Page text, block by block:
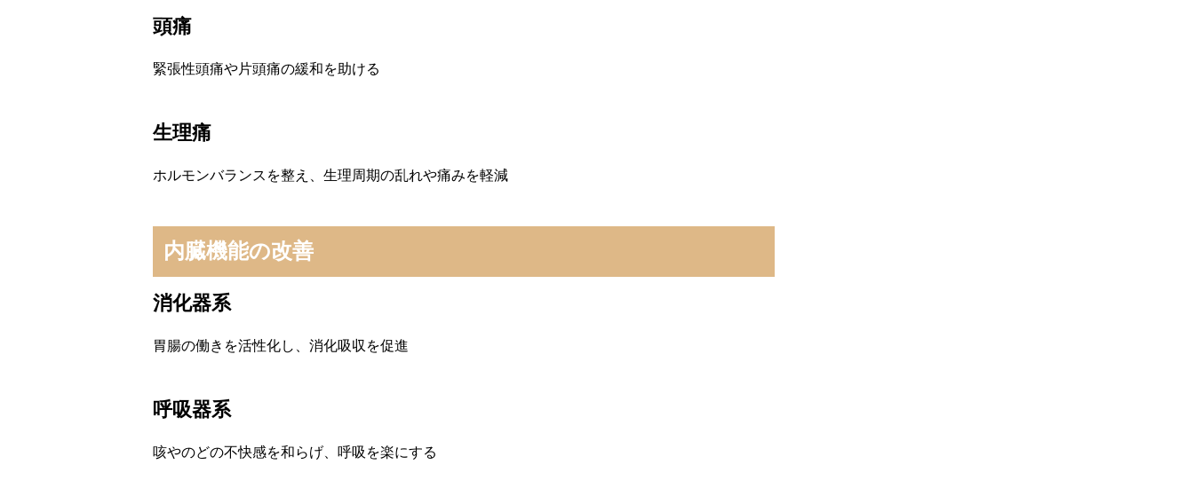
頭痛
緊張性頭痛や片頭痛の緩和を助ける
生理痛
ホルモンバランスを整え、生理周期の乱れや痛みを軽減
内臓機能の改善
消化器系
胃腸の働きを活性化し、消化吸収を促進
呼吸器系
咳やのどの不快感を和らげ、呼吸を楽にする